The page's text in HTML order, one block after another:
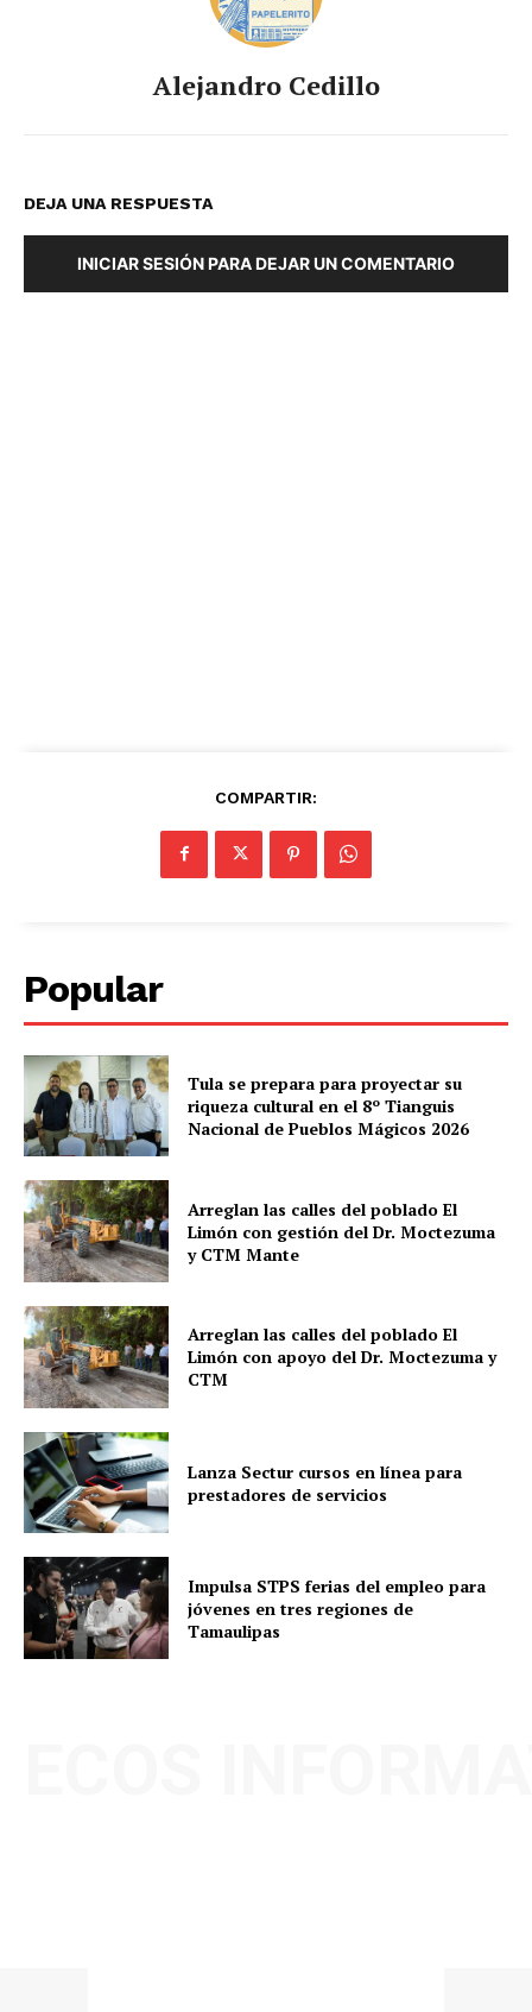
Alejandro Cedillo
DEJA UNA RESPUESTA
INICIAR SESIÓN PARA DEJAR UN COMENTARIO
COMPARTIR:
Popular
Tula se prepara para proyectar su
riqueza cultural en el 8º Tianguis
Nacional de Pueblos Mágicos 2026
Arreglan las calles del poblado El
Limón con gestión del Dr. Moctezuma
y CTM Mante
Arreglan las calles del poblado El
Limón con apoyo del Dr. Moctezuma y
CTM
Lanza Sectur cursos en línea para
prestadores de servicios
Impulsa STPS ferias del empleo para
jóvenes en tres regiones de
Tamaulipas